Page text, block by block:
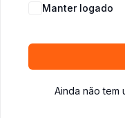
Manter logado
Ainda não tem